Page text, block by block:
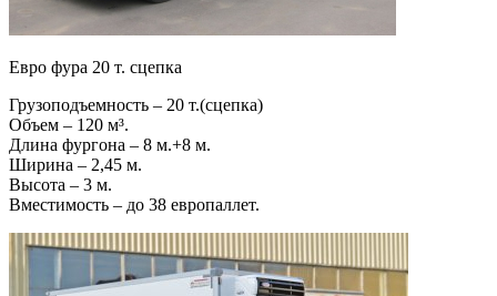
Евро фура 20 т. сцепка
Грузоподъемность – 20 т.(сцепка)
Объем – 120 м³.
Длина фургона – 8 м.+8 м.
Ширина – 2,45 м.
Высота – 3 м.
Вместимость – до 38 европаллет.